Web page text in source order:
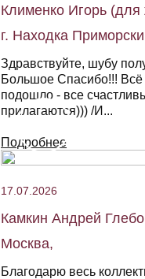
Клименко Игорь
г. Находка
Здравствуйте, шубу
Большое Спасибо!!! Всё
подошло - все
прилагаются))) /И...
Подробнее
17.07.2026
Камкин Андрей
Москва,
Благодарю весь